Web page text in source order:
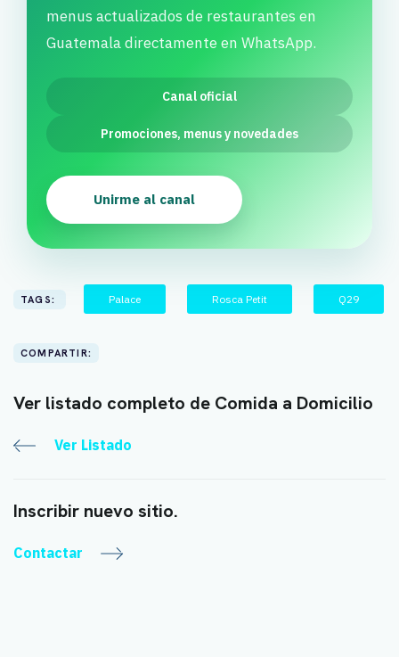
menus actualizados de restaurantes en
Guatemala directamente en WhatsApp.
Canal oficial
Promociones, menus y novedades
Unirme al canal
TAGS: Palace Rosca Petit Q29
COMPARTIR:
Ver listado completo de Comida a Domicilio
Ver Listado
Inscribir nuevo sitio.
Contactar